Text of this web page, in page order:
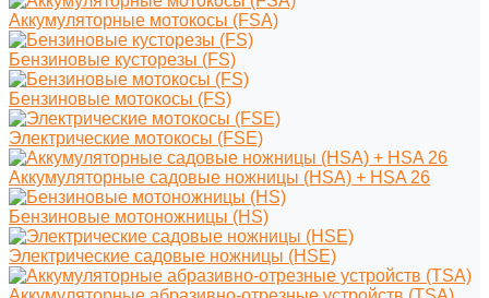
Аккумуляторные мотокосы (FSA)
Бензиновые кусторезы (FS)
Бензиновые мотокосы (FS)
Электрические мотокосы (FSE)
Аккумуляторные садовые ножницы (HSA) + HSA 26
Бензиновые мотоножницы (HS)
Электрические садовые ножницы (HSE)